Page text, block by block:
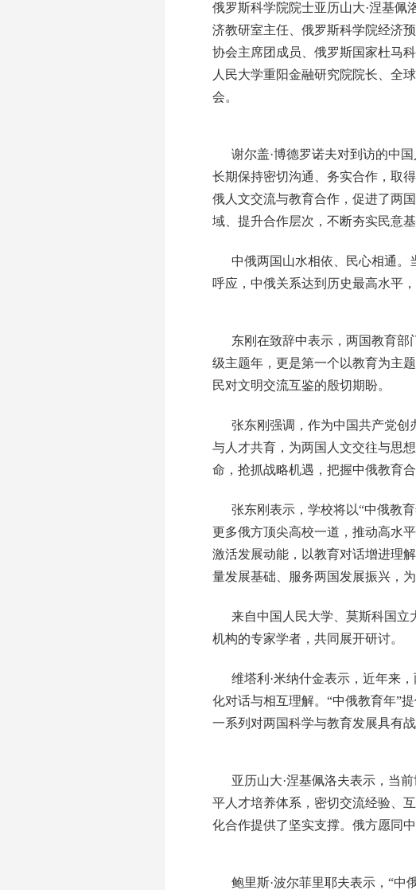
俄罗斯科学院院士亚历山大·涅基
济教研室主任、俄罗斯科学院经济
协会主席团成员、俄罗斯国家杜马
人民大学重阳金融研究院院长、全
会。
谢尔盖·博德罗诺夫对到访的中
长期保持密切沟通、务实合作，取
俄人文交流与教育合作，促进了两
域、提升合作层次，不断夯实民意
中俄两国山水相依、民心相通
呼应，中俄关系达到历史最高水平
东刚在致辞中表示，两国教育部
级主题年，更是第一个以教育为主
民对文明交流互鉴的殷切期盼。
张东刚强调，作为中国共产党创
与人才共育，为两国人文交往与思
命，抢抓战略机遇，把握中俄教育
张东刚表示，学校将以“中俄教
更多俄方顶尖高校一道，推动高水
激活发展动能，以教育对话增进理
量发展基础、服务两国发展振兴，
来自中国人民大学、莫斯科国立
机构的专家学者，共同展开研讨。
维塔利·米纳什金表示，近年来
化对话与相互理解。“中俄教育年”
一系列对两国科学与教育发展具有
亚历山大·涅基佩洛夫表示，当
平人才培养体系，密切交流经验、
化合作提供了坚实支撑。俄方愿同
鲍里斯·波尔菲里耶夫表示，“中